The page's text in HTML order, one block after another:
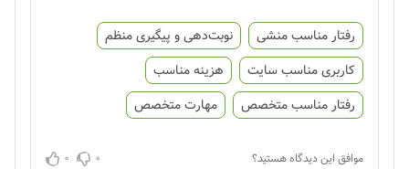
رفتار مناسب منشی
نوبت‌دهی و پیگیری منظم
کاربری مناسب سایت
هزینه مناسب
رفتار مناسب متخصص
مهارت متخصص
موافق این دیدگاه هستید؟ 0
0